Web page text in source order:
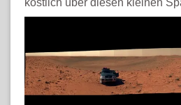
köstlich über diesen kleinen